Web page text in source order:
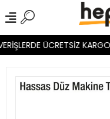
ÜCRETSİZ KARGO!